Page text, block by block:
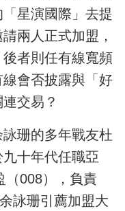
「星演國際」去提
兩人正式加盟，
者則任有線寬頻
會否披露與「好
交易？
珊的多年戰友杜
十年代任職亞
（008），負責
詠珊引薦加盟大